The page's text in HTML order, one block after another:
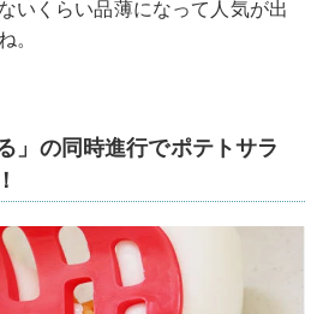
いくらい品薄になって人気が出
。
」の同時進行でポテトサラ